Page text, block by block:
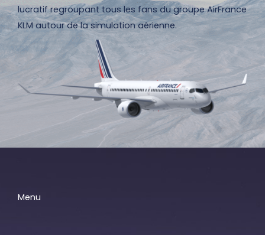
lucratif regroupant tous les fans du groupe AirFrance
KLM autour de la simulation aérienne.
Menu